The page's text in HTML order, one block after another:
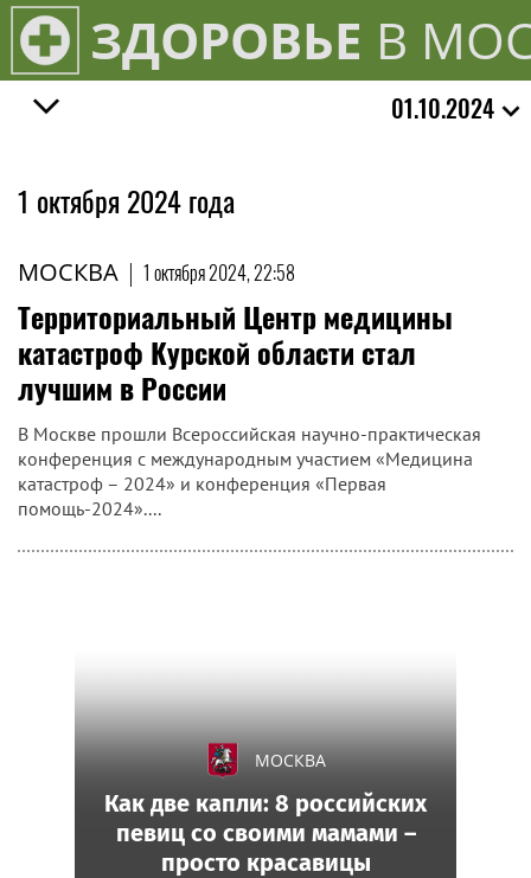
ЗДОРОВЬЕ В
01.10.2024
1 октября 2024 года
МОСКВА | 1 октября 2024, 22:58
Территориальный Центр медицины
катастроф Курской области стал
лучшим в России
В Москве прошли Всероссийская научно-практическая
конференция с международным участием «Медицина
катастроф – 2024» и конференция «Первая
помощь-2024»....
МОСКВА
Как две капли: 8 российских
певиц со своими мамами –
просто красавицы